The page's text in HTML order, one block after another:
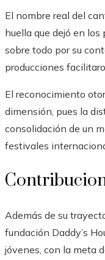
El nombre real del
huella que dejó en
sobre todo por su
producciones
El reconocimiento
dimensión, pues la
consolidación de un
festivales
Además de su
fundación Daddy’s
jóvenes, con la meta